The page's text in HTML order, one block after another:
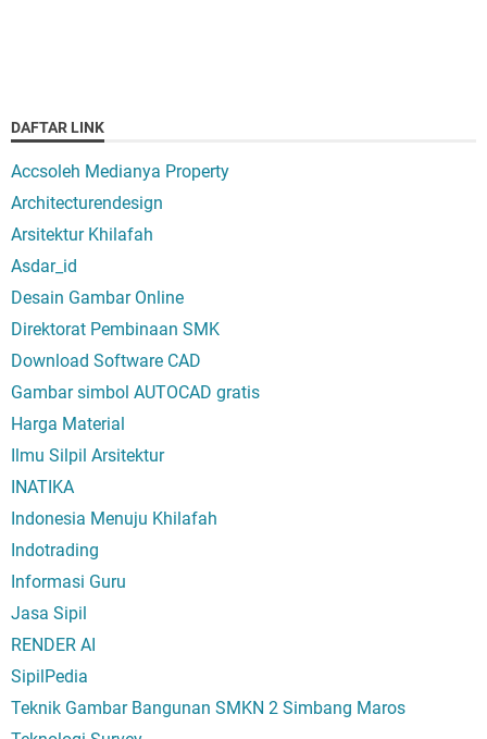
DAFTAR LINK
Accsoleh Medianya Property
Architecturendesign
Arsitektur Khilafah
Asdar_id
Desain Gambar Online
Direktorat Pembinaan SMK
Download Software CAD
Gambar simbol AUTOCAD gratis
Harga Material
Ilmu Silpil Arsitektur
INATIKA
Indonesia Menuju Khilafah
Indotrading
Informasi Guru
Jasa Sipil
RENDER AI
SipilPedia
Teknik Gambar Bangunan SMKN 2 Simbang Maros